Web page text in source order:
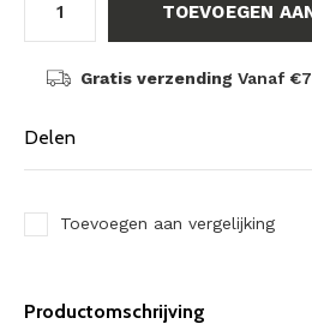
TOEVOEGEN
Gratis verzending Vanaf
Delen
Toevoegen aan vergelijking
Productomschrijving